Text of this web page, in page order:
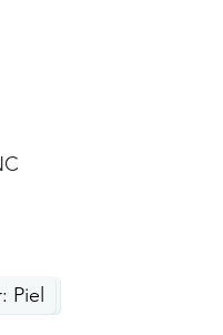
Piel